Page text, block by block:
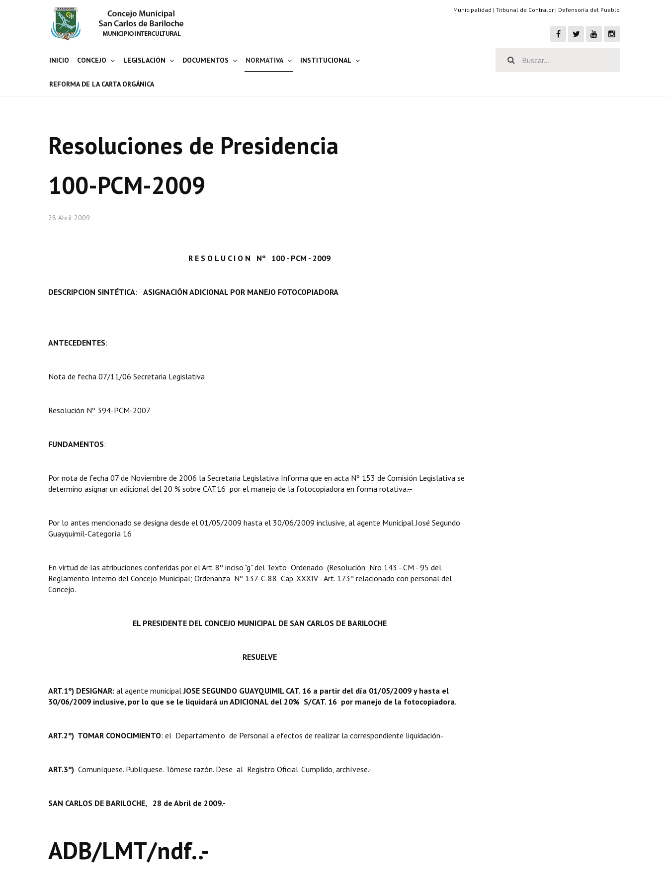
Municipalidad | Tribunal de Contralor | Defensoría del Pueblo
INICIO CONCEJO LEGISLACIÓN DOCUMENTOS NORMATIVA INSTITUCIONAL
REFORMA DE LA CARTA ORGÁNICA
Resoluciones de Presidencia
100-PCM-2009
28 Abril 2009
R E S O L U C I O N Nº 100 - PCM - 2009
DESCRIPCION SINTÉTICA: ASIGNACIÓN ADICIONAL POR MANEJO FOTOCOPIADORA
ANTECEDENTES:
Nota de fecha 07/11/06 Secretaria Legislativa
Resolución Nº 394-PCM-2007
FUNDAMENTOS:
Por nota de fecha 07 de Noviembre de 2006 la Secretaria Legislativa Informa que en acta Nº 153 de Comisión Legislativa se
determino asignar un adicional del 20 % sobre CAT.16 por el manejo de la fotocopiadora en forma rotativa.-.-
Por lo antes mencionado se designa desde el 01/05/2009 hasta el 30/06/2009 inclusive, al agente Municipal José Segundo
Guayquimil-Categoría 16
En virtud de las atribuciones conferidas por el Art. 8º inciso "g" del Texto Ordenado (Resolución Nro 143 - CM - 95 del
Reglamento Interno del Concejo Municipal; Ordenanza Nº 137-C-88 Cap. XXXIV - Art. 173º relacionado con personal del
Concejo.
EL PRESIDENTE DEL CONCEJO MUNICIPAL DE SAN CARLOS DE BARILOCHE
RESUELVE
ART.1º) DESIGNAR: al agente municipalJOSE SEGUNDO GUAYQUIMIL CAT. 16 a partir del día 01/05/2009 y hasta el
30/06/2009 inclusive, por lo que se le liquidará un ADICIONAL del 20% S/CAT. 16 por manejo de la fotocopiadora.
ART.2º) TOMAR CONOCIMIENTO: el Departamento de Personal a efectos de realizar la correspondiente liquidación.-
ART.3º) Comuníquese. Publíquese. Tómese razón. Dese al Registro Oficial. Cumplido, archívese.-
SAN CARLOS DE BARILOCHE, 28 de Abril de 2009.-
ADB/LMT/ndf..-